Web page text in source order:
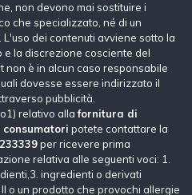
non devono mai sostituire i
che specializzato, né di un
dei contenuti avviene sotto la
la discrezione cosciente del
non è in alcun caso responsabile
dovesse essere indirizzato il
pubblicità.
relativo allafornitura di
potete contattare la
per ricevere prima
relativa alle seguenti voci: 1.
ingredienti o derivati
o un prodotto che provochi allergie